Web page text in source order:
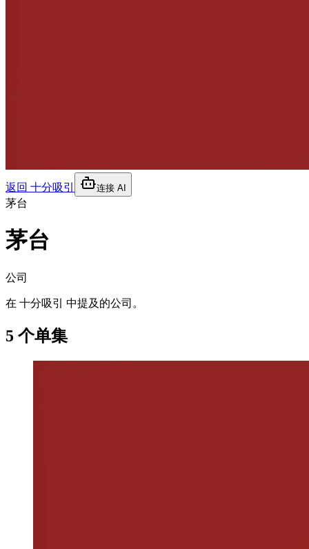
返回 十分吸引 连接 AI
茅台
茅台
公司
在 十分吸引 中提及的公司。
5 个单集